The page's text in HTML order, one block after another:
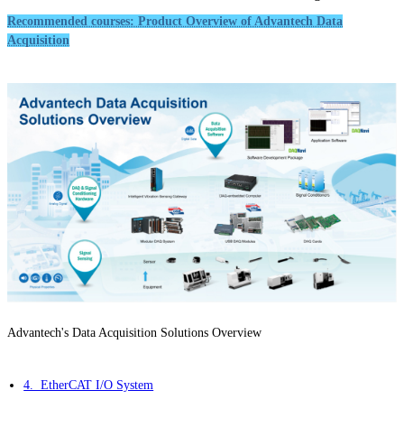
Recommended courses: Product Overview of Advantech Data
Acquisition
Advantech's Data Acquisition Solutions Overview
4. EtherCAT I/O System